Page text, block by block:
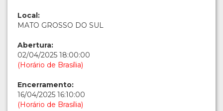
Local:
MATO GROSSO DO SUL
Abertura:
02/04/2025 18:00:00
(Horário de Brasília)
Encerramento:
16/04/2025 16:10:00
(Horário de Brasília)